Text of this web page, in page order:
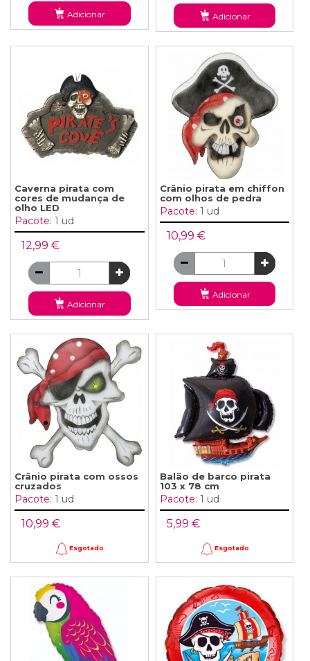
Adicionar Adicionar
Caverna pirata com
cores de mudança de
olho LED
Pacote: 1 ud
12,99 €
Adicionar
Crânio pirata em chiffon
com olhos de pedra
Pacote: 1 ud
10,99 €
Adicionar
Crânio pirata com ossos
cruzados
Pacote: 1 ud
10,99 €
Esgotado
Balão de barco pirata
103 x 78 cm
Pacote: 1 ud
5,99 €
Esgotado